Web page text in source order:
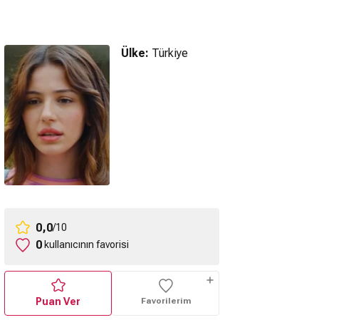
İstanbul
Ansiklopedisi (2024)
Fragman
Ülke: Türkiye
0,0/10
0 kullanıcının favorisi
Puan Ver Favorilerim